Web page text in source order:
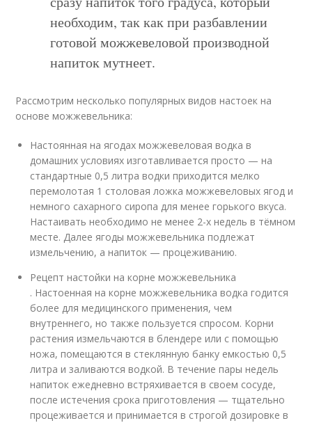
необходим, так как при разбавлении
готовой можжевеловой производной
напиток мутнеет.
Рассмотрим несколько популярных видов настоек на
основе можжевельника:
Настоянная на ягодах можжевеловая водка в
домашних условиях изготавливается просто — на
стандартные 0,5 литра водки приходится мелко
перемолотая 1 столовая ложка можжевеловых ягод и
немного сахарного сиропа для менее горького вкуса.
Настаивать необходимо не менее 2-х недель в тёмном
месте. Далее ягоды можжевельника подлежат
измельчению, а напиток — процеживанию.
Рецепт настойки на корне можжевельника
. Настоенная на корне можжевельника водка годится
более для медицинского применения, чем
внутреннего, но также пользуется спросом. Корни
растения измельчаются в блендере или с помощью
ножа, помещаются в стеклянную банку емкостью 0,5
литра и заливаются водкой. В течение пары недель
напиток ежедневно встряхивается в своем сосуде,
после истечения срока приготовления — тщательно
процеживается и принимается в строгой дозировке в